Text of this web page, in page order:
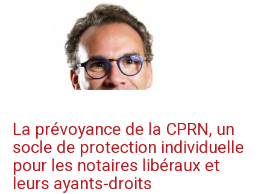
La prévoyance de la CPRN, un
socle de protection individuelle
pour les notaires libéraux et
leurs ayants-droits